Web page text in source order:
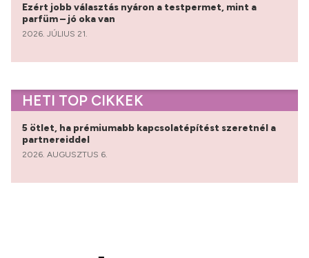
Ezért jobb választás nyáron a testpermet, mint a
parfüm – jó oka van
2026. JÚLIUS 21.
HETI TOP CIKKEK
5 ötlet, ha prémiumabb kapcsolatépítést szeretnél a
partnereiddel
2026. AUGUSZTUS 6.